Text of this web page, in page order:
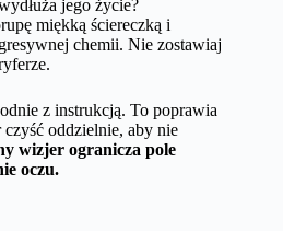
jego życie?
miękką ściereczką i
chemii. Nie zostawiaj
z instrukcją. To poprawia
oddzielnie, aby nie
wizjer ogranicza pole
oczu.